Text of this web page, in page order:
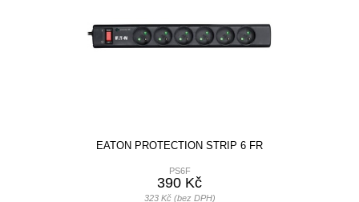
EATON PROTECTION STRIP 6 FR
PS6F
390 Kč
323 Kč (bez DPH)